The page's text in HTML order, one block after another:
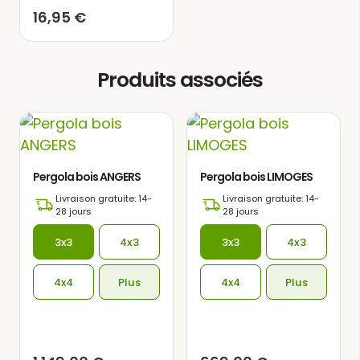
parfaits pour savourer la lecture dans
un environnement serein et paisible.
16,95 €
Produits associés
Pergola bois ANGERS
Livraison gratuite: 14-
28 jours
3x3 4x3
4x4 Plus
Pergola bois LIMOGES
Livraison gratuite: 14-
28 jours
3x3 4x3
4x4 Plus